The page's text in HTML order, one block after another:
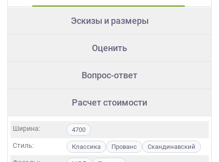
Эскизы и размеры
Оценить
Вопрос-ответ
Расчет стоимости
Ширина: 4700
Стиль: Классика Прованс Скандинавский